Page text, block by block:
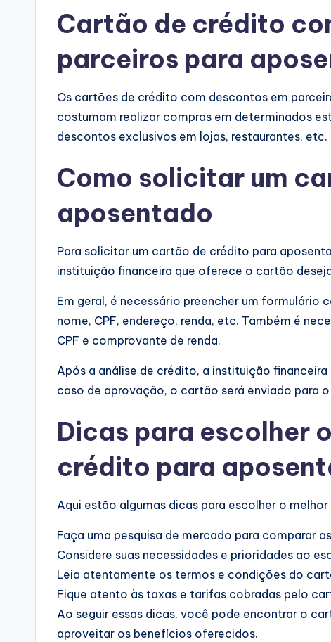
Cartão de crédito
parceiros para
Os cartões de crédito com descontos em
costumam realizar compras em determinados
descontos exclusivos em lojas, restaurantes, etc.
Como solicitar um
aposentado
Para solicitar um cartão de crédito para
instituição financeira que oferece o cartão
Em geral, é necessário preencher um
nome, CPF, endereço, renda, etc. Também é
CPF e comprovante de renda.
Após a análise de crédito, a instituição
caso de aprovação, o cartão será enviado para
Dicas para escolher
crédito para
Aqui estão algumas dicas para escolher o
Faça uma pesquisa de mercado para comparar
Considere suas necessidades e prioridades ao
Leia atentamente os termos e condições do
Fique atento às taxas e tarifas cobradas pelo
Ao seguir essas dicas, você pode encontrar o
aproveitar os benefícios oferecidos.